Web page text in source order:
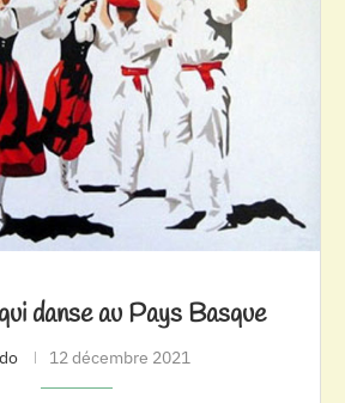
danse au Pays Basque
12 décembre 2021